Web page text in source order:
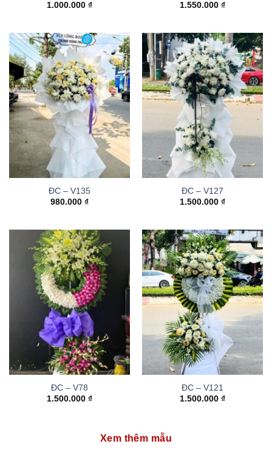
1.000.000 ₫
1.550.000 ₫
ĐC – V135
980.000 ₫
ĐC – V127
1.500.000 ₫
ĐC – V78
1.500.000 ₫
ĐC – V121
1.500.000 ₫
Xem thêm mẫu